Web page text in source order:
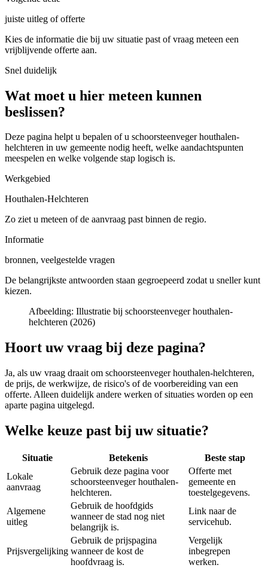
juiste uitleg of offerte
Kies de informatie die bij uw situatie past of vraag meteen een
vrijblijvende offerte aan.
Snel duidelijk
Wat moet u hier meteen kunnen
beslissen?
Deze pagina helpt u bepalen of u schoorsteenveger houthalen-
helchteren in uw gemeente nodig heeft, welke aandachtspunten
meespelen en welke volgende stap logisch is.
Werkgebied
Houthalen-Helchteren
Zo ziet u meteen of de aanvraag past binnen de regio.
Informatie
bronnen, veelgestelde vragen
De belangrijkste antwoorden staan gegroepeerd zodat u sneller kunt
kiezen.
Afbeelding: Illustratie bij schoorsteenveger houthalen-
helchteren (2026)
Hoort uw vraag bij deze pagina?
Ja, als uw vraag draait om schoorsteenveger houthalen-helchteren,
de prijs, de werkwijze, de risico's of de voorbereiding van een
offerte. Alleen duidelijk andere werken of situaties worden op een
aparte pagina uitgelegd.
Welke keuze past bij uw situatie?
Situatie Betekenis
Beste stap
Lokale
aanvraag
Gebruik deze pagina voor
schoorsteenveger houthalen-
helchteren.
Offerte met
gemeente en
toestelgegevens.
Algemene
uitleg
Gebruik de hoofdgids
wanneer de stad nog niet
belangrijk is.
Link naar de
servicehub.
Prijsvergelijking
Gebruik de prijspagina
wanneer de kost de
hoofdvraag is.
Vergelijk
inbegrepen
werken.